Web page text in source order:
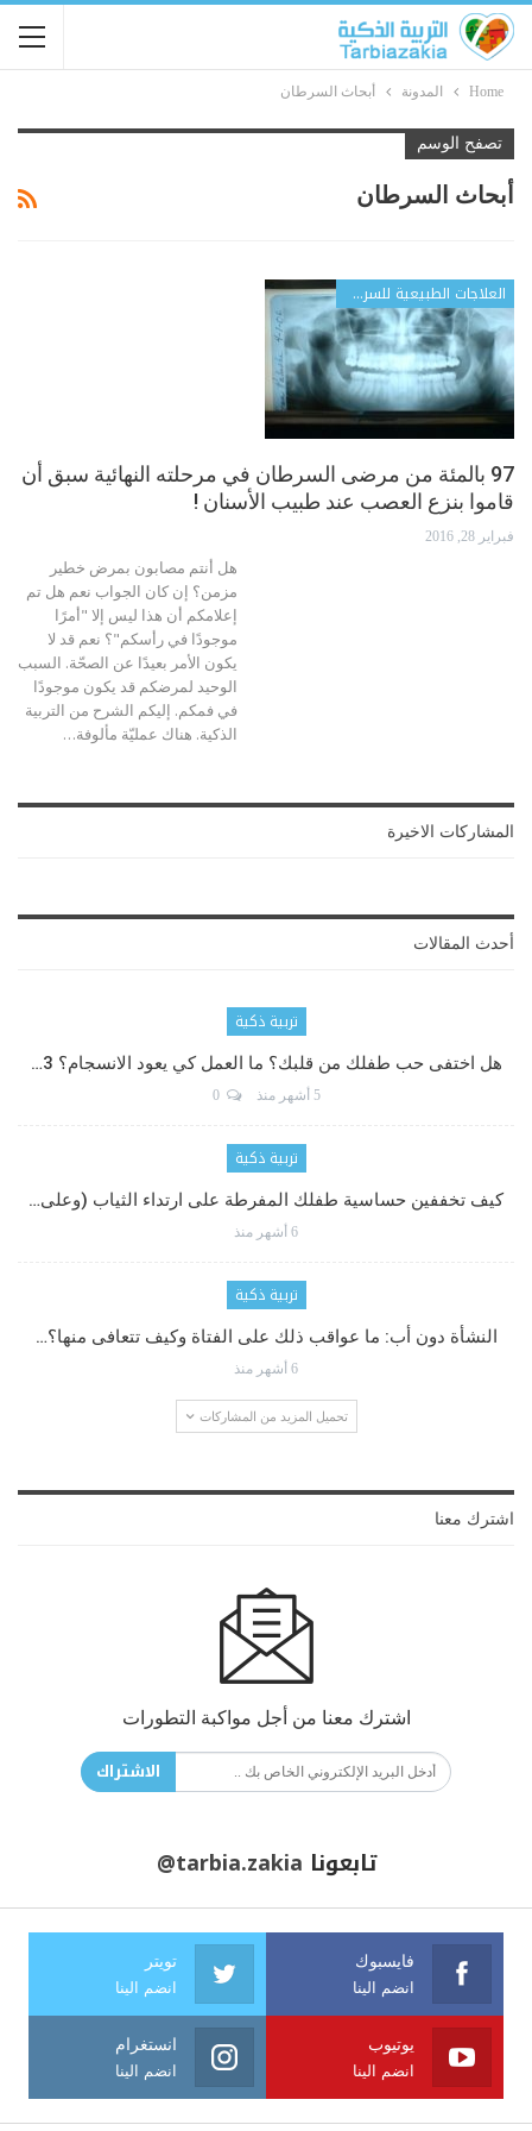
Home المدونة أبحاث السرطان
تصفح الوسم
أبحاث السرطان
العلاجات الطبيعية للسرطان
97 بالمئة من مرضى السرطان في مرحلته النهائية سبق أن
قاموا بنزع العصب عند طبيب الأسنان !
فبراير 28, 2016
هل أنتم مصابون بمرض خطير
مزمن؟ إن كان الجواب نعم هل تم
إعلامكم أن هذا ليس إلا "أمرًا
موجودًا في رأسكم"؟ نعم قد لا
يكون الأمر بعيدًا عن الصحّة. السبب
الوحيد لمرضكم قد يكون موجودًا
في فمكم. إليكم الشرح من التربية
الذكية. هناك عمليّة مألوفة…
المشاركات الاخيرة
أحدث المقالات
تربية ذكية
هل اختفى حب طفلك من قلبك؟ ما العمل كي يعود الانسجام؟ 3…
5 أشهر منذ 0
تربية ذكية
كيف تخففين حساسية طفلك المفرطة على ارتداء الثياب (وعلى…
6 أشهر منذ
تربية ذكية
النشأة دون أب: ما عواقب ذلك على الفتاة وكيف تتعافى منها؟…
6 أشهر منذ
تحميل المزيد من المشاركات
اشترك معنا
اشترك معنا من أجل مواكبة التطورات
الاشتراك
تابعونا @tarbia.zakia
فايسبوك
انضم الينا
تويتر
انضم الينا
يوتيوب
انضم الينا
انستغرام
انضم الينا